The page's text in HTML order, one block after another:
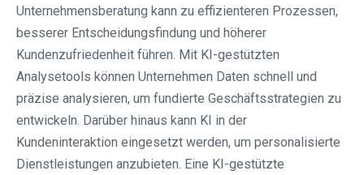
Unternehmensberatung kann zu effizienteren Prozessen,
besserer Entscheidungsfindung und höherer
Kundenzufriedenheit führen. Mit KI-gestützten
Analysetools können Unternehmen Daten schnell und
präzise analysieren, um fundierte Geschäftsstrategien zu
entwickeln. Darüber hinaus kann KI in der
Kundeninteraktion eingesetzt werden, um personalisierte
Dienstleistungen anzubieten. Eine KI-gestützte